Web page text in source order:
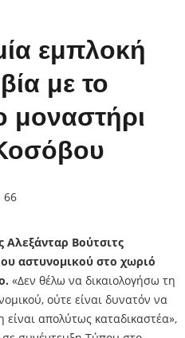
εμπλοκή
με το
μοναστήρι
66
Αλεξάνταρ Βούτσιτς
αστυνομικού στο χωριό
«Δεν θέλω να δικαιολογήσω τη
ούτε είναι δυνατόν να
απολύτως καταδικαστέα»,